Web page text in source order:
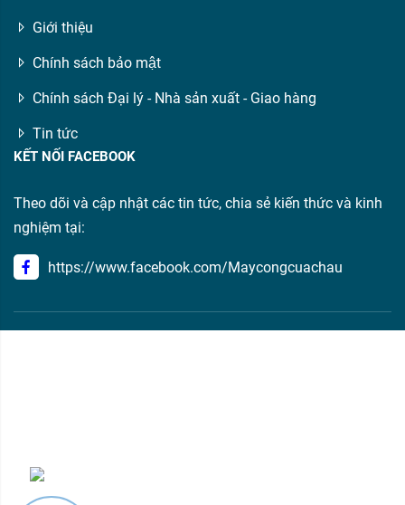
Giới thiệu
Chính sách bảo mật
Chính sách Đại lý - Nhà sản xuất - Giao hàng
Tin tức
KẾT NỐI FACEBOOK
Theo dõi và cập nhật các tin tức, chia sẻ kiến thức và kinh
nghiệm tại:
https://www.facebook.com/Maycongcuachau